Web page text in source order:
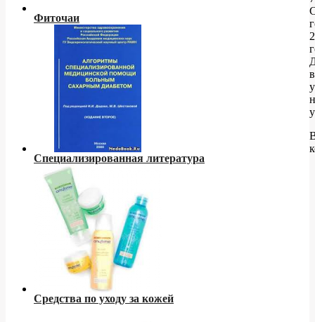
Фиточаи
Специализированная литература
Средства по уходу за кожей
2